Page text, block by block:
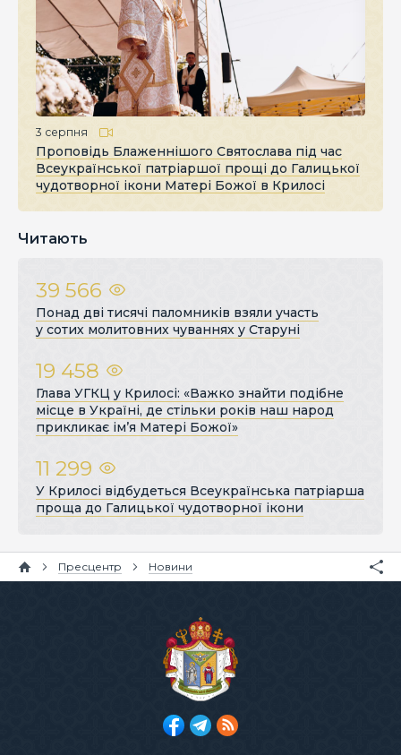
3 серпня
Проповідь Блаженнішого Святослава під час
Всеукраїнської патріаршої прощі до Галицької
чудотворної ікони Матері Божої в Крилосі
Читають
39 566
Понад дві тисячі паломників взяли участь
у сотих молитовних чуваннях у Старуні
19 458
Глава УГКЦ у Крилосі: «Важко знайти подібне
місце в Україні, де стільки років наш народ
прикликає ім’я Матері Божої»
11 299
У Крилосі відбудеться Всеукраїнська патріарша
проща до Галицької чудотворної ікони
Пресцентр Новини